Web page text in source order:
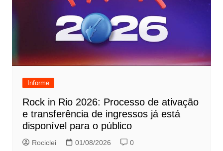
Informe
Rock in Rio 2026: Processo de ativação
e transferência de ingressos já está
disponível para o público
Rociclei 01/08/2026 0